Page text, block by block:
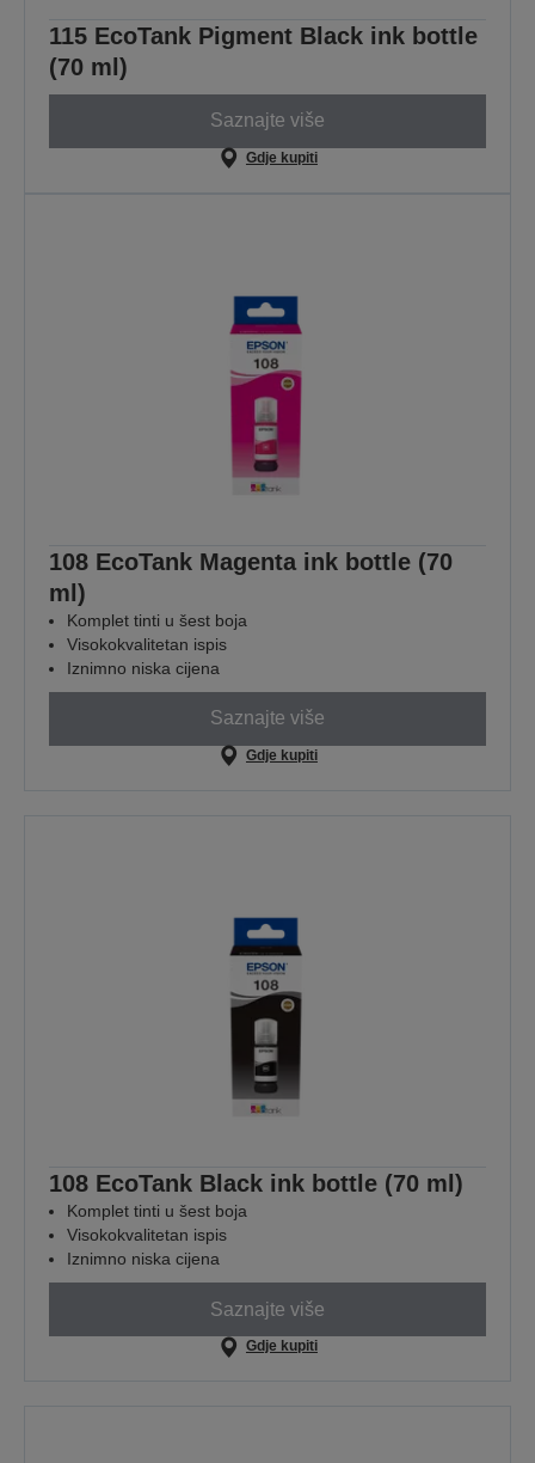
115 EcoTank Pigment Black ink bottle
(70 ml)
Saznajte više
Gdje kupiti
108 EcoTank Magenta ink bottle (70
ml)
Komplet tinti u šest boja
Visokokvalitetan ispis
Iznimno niska cijena
Saznajte više
Gdje kupiti
108 EcoTank Black ink bottle (70 ml)
Komplet tinti u šest boja
Visokokvalitetan ispis
Iznimno niska cijena
Saznajte više
Gdje kupiti